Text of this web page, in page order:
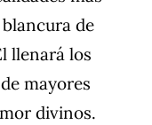
de
llenará los
mayores
divinos.